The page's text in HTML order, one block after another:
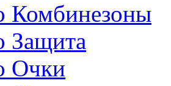
Комбинезоны
Защита
Очки